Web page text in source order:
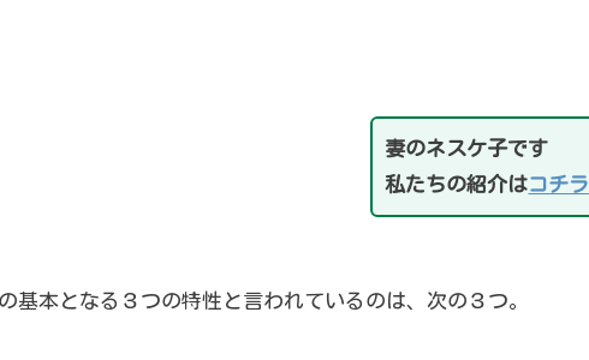
妻のネスケ子です
私たちの紹介はコチラ
基本となる３つの特性と言われているのは、次の３つ。